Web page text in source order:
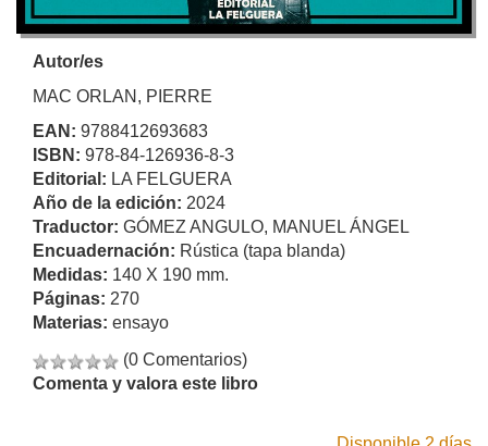
Autor/es
MAC ORLAN, PIERRE
EAN: 9788412693683
ISBN: 978-84-126936-8-3
Editorial: LA FELGUERA
Año de la edición: 2024
Traductor: GÓMEZ ANGULO, MANUEL ÁNGEL
Encuadernación: Rústica (tapa blanda)
Medidas: 140 X 190 mm.
Páginas: 270
Materias: ensayo
(0 Comentarios)
Comenta y valora este libro